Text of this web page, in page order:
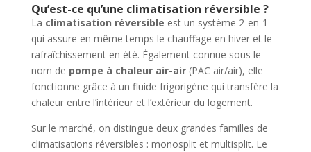
Qu’est-ce qu’une climatisation réversible ?
La climatisation réversible est un système 2-en-1
qui assure en même temps le chauffage en hiver et le
rafraîchissement en été. Également connue sous le
nom de pompe à chaleur air-air(PAC air/air), elle
fonctionne grâce à un fluide frigorigène qui transfère la
chaleur entre l’intérieur et l’extérieur du logement.
Sur le marché, on distingue deux grandes familles de
climatisations réversibles : monosplit et multisplit. Le